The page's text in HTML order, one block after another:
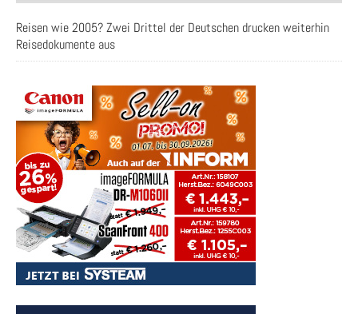
Reisen wie 2005? Zwei Drittel der Deutschen drucken weiterhin
Reisedokumente aus